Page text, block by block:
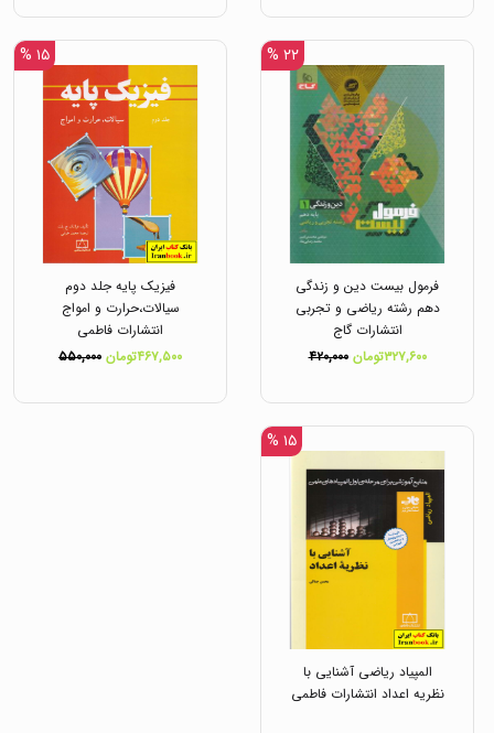
۲۲ %
فرمول بیست دین و زندگی
دهم رشته ریاضی و تجربی
انتشارات گاج
۳۲۷,۶۰۰تومان
۴۲۰,۰۰۰
۱۵ %
فیزیک پایه جلد دوم
سیالات،حرارت و امواج
انتشارات فاطمی
۴۶۷,۵۰۰تومان
۵۵۰,۰۰۰
۱۵ %
المپیاد ریاضی آشنایی با
نظریه اعداد انتشارات فاطمی